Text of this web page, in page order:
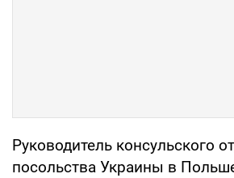
Руководитель консульского
посольства Украины в